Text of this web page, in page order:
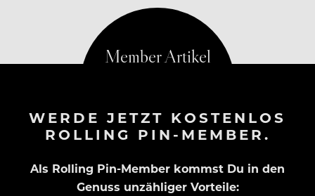
Christian Hümbs den dritten Stern nach Hause
WERDE JETZT KOSTENLOS
ROLLING PIN-MEMBER.
Als Rolling Pin-Member kommst Du in den
Genuss unzähliger Vorteile: